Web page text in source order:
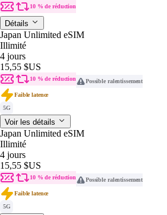
10 % de réduction
Détails
Japan Unlimited eSIM
Illimité
4 jours
15,55 $US
10 % de réduction Possible ralentissement
Faible latence
5G
Voir les détails
Japan Unlimited eSIM
Illimité
4 jours
15,55 $US
10 % de réduction Possible ralentissement
Faible latence
5G